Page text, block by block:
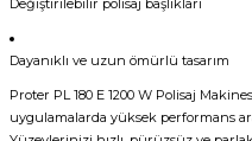
Değiştirilebilir polisaj başlıkları
Dayanıklı ve uzun ömürlü tasarım
Proter PL 180 E 1200 W Polisaj
uygulamalarda yüksek performans